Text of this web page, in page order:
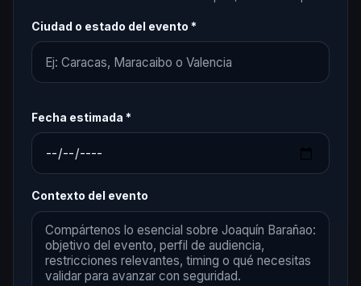
Ciudad o estado del evento *
Fecha estimada *
Contexto del evento